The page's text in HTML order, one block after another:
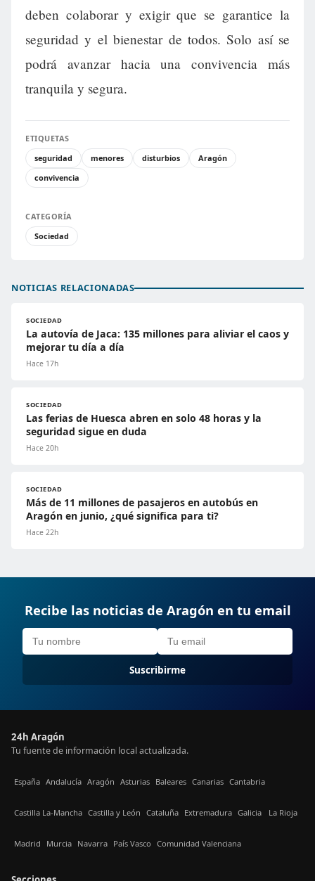
deben colaborar y exigir que se garantice la
seguridad y el bienestar de todos. Solo así se
podrá avanzar hacia una convivencia más
tranquila y segura.
ETIQUETAS
seguridad
menores disturbios
Aragón
convivencia
CATEGORÍA
Sociedad
NOTICIAS RELACIONADAS
SOCIEDAD
La autovía de Jaca: 135 millones para aliviar el caos y
mejorar tu día a día
Hace 17h
SOCIEDAD
Las ferias de Huesca abren en solo 48 horas y la
seguridad sigue en duda
Hace 20h
SOCIEDAD
Más de 11 millones de pasajeros en autobús en
Aragón en junio, ¿qué significa para ti?
Hace 22h
Recibe las noticias de Aragón en tu email
Suscribirme
24h Aragón
Tu fuente de información local actualizada.
España Andalucía Aragón Asturias Baleares Canarias Cantabria
Castilla La-Mancha Castilla y León Cataluña Extremadura Galicia La Rioja
Madrid Murcia Navarra País Vasco Comunidad Valenciana